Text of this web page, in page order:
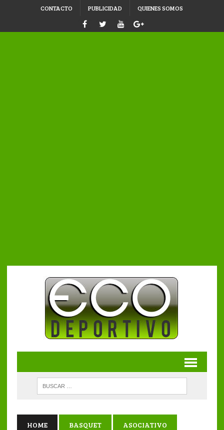
CONTACTO PUBLICIDAD QUIENES SOMOS
HOME BASQUET ASOCIATIVO